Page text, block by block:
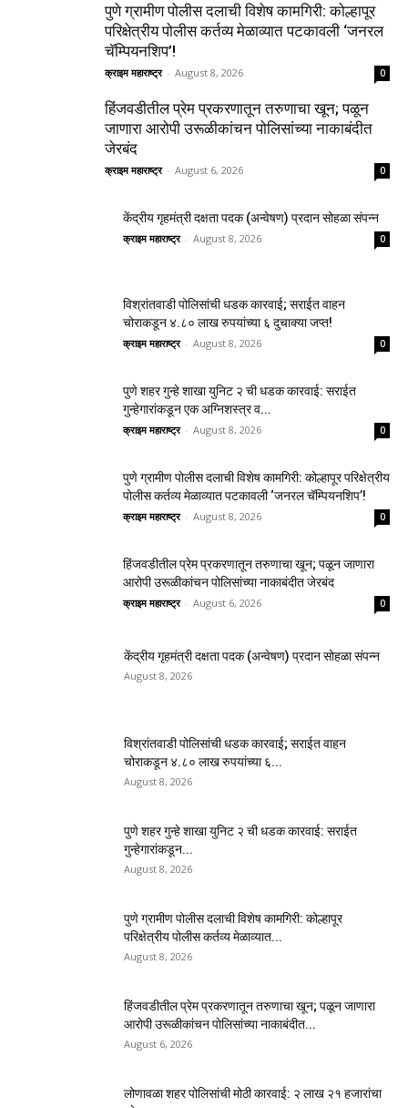
पुणे ग्रामीण पोलीस दलाची विशेष कामगिरी: कोल्हापूर
परिक्षेत्रीय पोलीस कर्तव्य मेळाव्यात पटकावली ‘जनरल
चॅम्पियनशिप’!
क्राइम महाराष्ट्र - August 8, 2026 0
हिंजवडीतील प्रेम प्रकरणातून तरुणाचा खून; पळून
जाणारा आरोपी उरूळीकांचन पोलिसांच्या नाकाबंदीत
जेरबंद
क्राइम महाराष्ट्र - August 6, 2026 0
केंद्रीय गृहमंत्री दक्षता पदक (अन्वेषण) प्रदान सोहळा संपन्न
क्राइम महाराष्ट्र - August 8, 2026 0
विश्रांतवाडी पोलिसांची धडक कारवाई; सराईत वाहन
चोराकडून ४.८० लाख रुपयांच्या ६ दुचाक्या जप्त!
क्राइम महाराष्ट्र - August 8, 2026 0
पुणे शहर गुन्हे शाखा युनिट २ ची धडक कारवाई: सराईत
गुन्हेगारांकडून एक अग्निशस्त्र व...
क्राइम महाराष्ट्र - August 8, 2026 0
पुणे ग्रामीण पोलीस दलाची विशेष कामगिरी: कोल्हापूर परिक्षेत्रीय
पोलीस कर्तव्य मेळाव्यात पटकावली ‘जनरल चॅम्पियनशिप’!
क्राइम महाराष्ट्र - August 8, 2026 0
हिंजवडीतील प्रेम प्रकरणातून तरुणाचा खून; पळून जाणारा
आरोपी उरूळीकांचन पोलिसांच्या नाकाबंदीत जेरबंद
क्राइम महाराष्ट्र - August 6, 2026 0
केंद्रीय गृहमंत्री दक्षता पदक (अन्वेषण) प्रदान सोहळा संपन्न
August 8, 2026
विश्रांतवाडी पोलिसांची धडक कारवाई; सराईत वाहन
चोराकडून ४.८० लाख रुपयांच्या ६...
August 8, 2026
पुणे शहर गुन्हे शाखा युनिट २ ची धडक कारवाई: सराईत
गुन्हेगारांकडून...
August 8, 2026
पुणे ग्रामीण पोलीस दलाची विशेष कामगिरी: कोल्हापूर
परिक्षेत्रीय पोलीस कर्तव्य मेळाव्यात...
August 8, 2026
हिंजवडीतील प्रेम प्रकरणातून तरुणाचा खून; पळून जाणारा
आरोपी उरूळीकांचन पोलिसांच्या नाकाबंदीत...
August 6, 2026
लोणावळा शहर पोलिसांची मोठी कारवाई: २ लाख २१ हजारांचा